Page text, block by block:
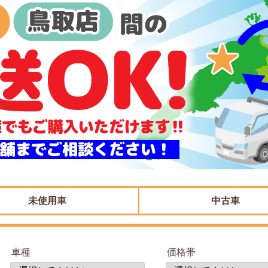
未使用車 中古車
車種 価格帯